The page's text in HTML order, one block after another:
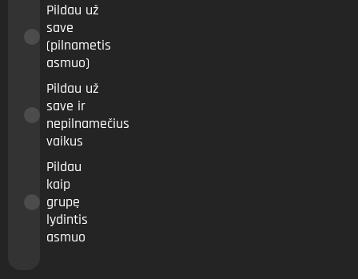
Pildau už
save
(pilnametis
asmuo)
Pildau už
save ir
nepilnamečius
vaikus
Pildau
kaip
grupę
lydintis
asmuo